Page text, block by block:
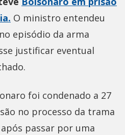
O ministro entendeu
episódio da arma
justificar eventual
foi condenado a 27
no processo da trama
passar por uma